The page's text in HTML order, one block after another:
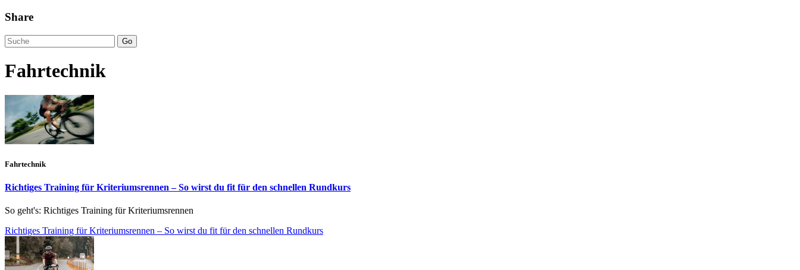
Share
Go
Fahrtechnik
Fahrtechnik
Richtiges Training für Kriteriumsrennen – So wirst du fit für den schnellen Rundkurs
So geht's: Richtiges Training für Kriteriumsrennen
Richtiges Training für Kriteriumsrennen – So wirst du fit für den schnellen Rundkurs